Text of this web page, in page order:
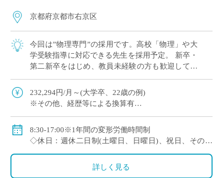
京都府京都市右京区
今回は”物理専門”の採用です。高校「物理」や大
学受験指導に対応できる先生を採用予定。 新卒・
第二新卒をはじめ、教員未経験の方も歓迎してい
にも適した環境 […]
232,294円/月～(大学卒、22歳の例)
※その他、経歴等による換算有
◇賞与：有
◇保険：私学共済、雇用保険、労災保険
8:30-17:00※1年間の変形労働時間制
◇休日：週休二日制(土曜日、日曜日)、祝日、その他
詳しく見る